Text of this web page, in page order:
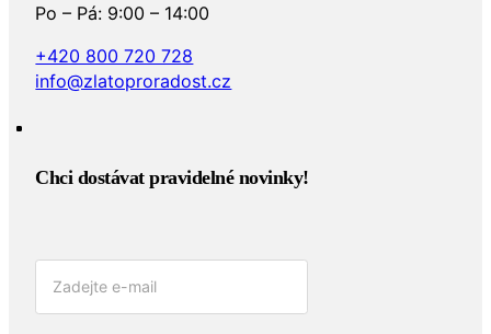
Po – Pá: 9:00 – 14:00
+420 800 720 728
info@zlatoproradost.cz
Chci dostávat pravidelné novinky!​